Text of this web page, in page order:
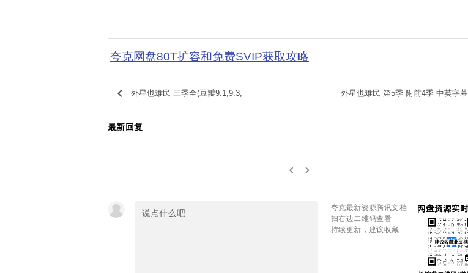
夸克网盘80T扩容和免费SVIP获取攻略
keyboard_arrow_left 外星也难民 三季全(豆瓣9.1,9.3, 外星也难民 第5季 附前4季 中英字幕
最新回复
keyboard_arrow_left keyboard_arrow_right
夸克最新资源腾讯文档
扫右边二维码查看
持续更新，建议收藏